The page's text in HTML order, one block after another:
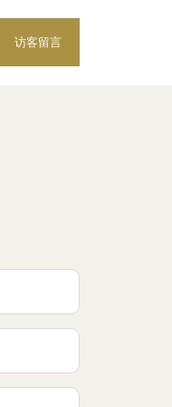
访客留言